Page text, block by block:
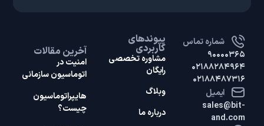
شماره تماس
۹۰۰۰۰۳۶۵
۰۲۱۸۸۲۸۴۹۶۴
۰۲۱۸۸۴۸۷۳۱۶
ایمیل
sales@bit-
and.com
پیوندهای
کاربردی
مشاوره تخصصی
رایگان
وبلاگ
درباره ما
آخرین مقالات
امنیت در
اتوماسیون سازمانی
هایپر‌اتوماسیون
چیست؟